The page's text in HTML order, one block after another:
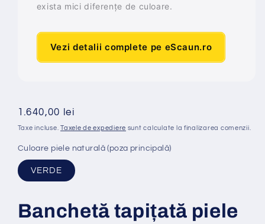
exista mici diferențe de culoare.
Vezi detalii complete pe eScaun.ro
Preț
obișnuit
1.640,00 lei
Taxe incluse.Taxele de expediere sunt calculate la finalizarea comenzii.
Culoare piele naturală (poza principală)
VERDE
Banchetă tapițată piele